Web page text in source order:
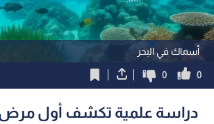
أسماك في البحر
0
0
دراسة علمية تكشف أول